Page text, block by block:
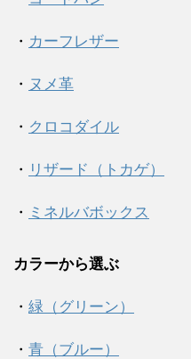
・ カーフレザー
・ ヌメ革
・ クロコダイル
・ リザード（トカゲ）
・ ミネルバボックス
カラーから選ぶ
・ 緑（グリーン）
・ 青（ブルー）